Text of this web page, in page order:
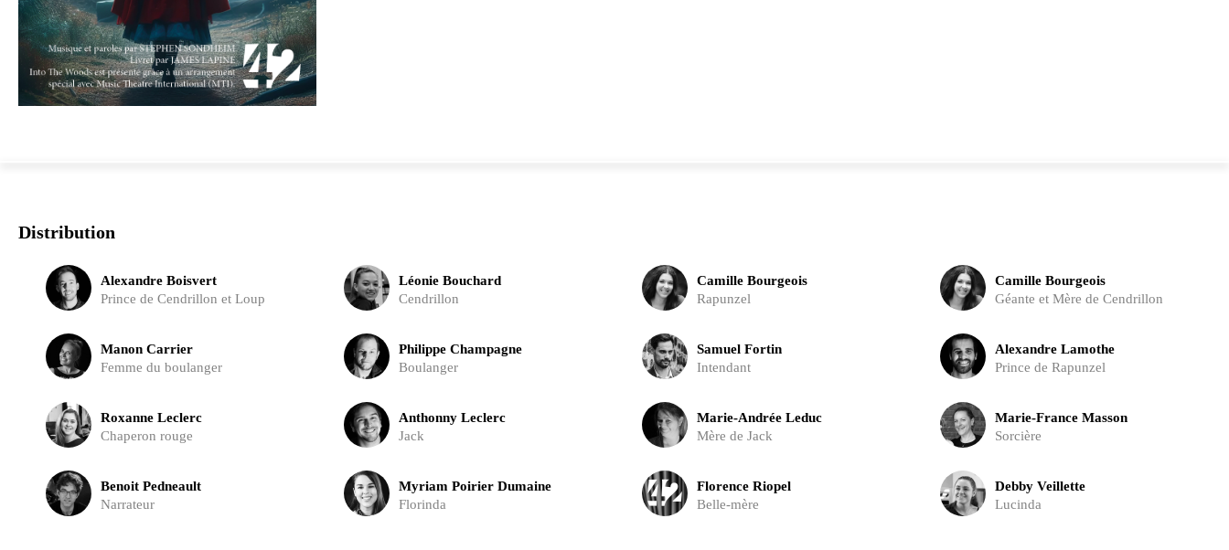
Distribution
Alexandre Boisvert
Prince de Cendrillon et Loup
Léonie Bouchard
Cendrillon
Camille Bourgeois
Rapunzel
Camille Bourgeois
Géante et Mère de Cendrillon
Manon Carrier
Femme du boulanger
Philippe Champagne
Boulanger
Samuel Fortin
Intendant
Alexandre Lamothe
Prince de Rapunzel
Roxanne Leclerc
Chaperon rouge
Anthonny Leclerc
Jack
Marie-Andrée Leduc
Mère de Jack
Marie-France Masson
Sorcière
Benoit Pedneault
Narrateur
Myriam Poirier Dumaine
Florinda
Florence Riopel
Belle-mère
Debby Veillette
Lucinda